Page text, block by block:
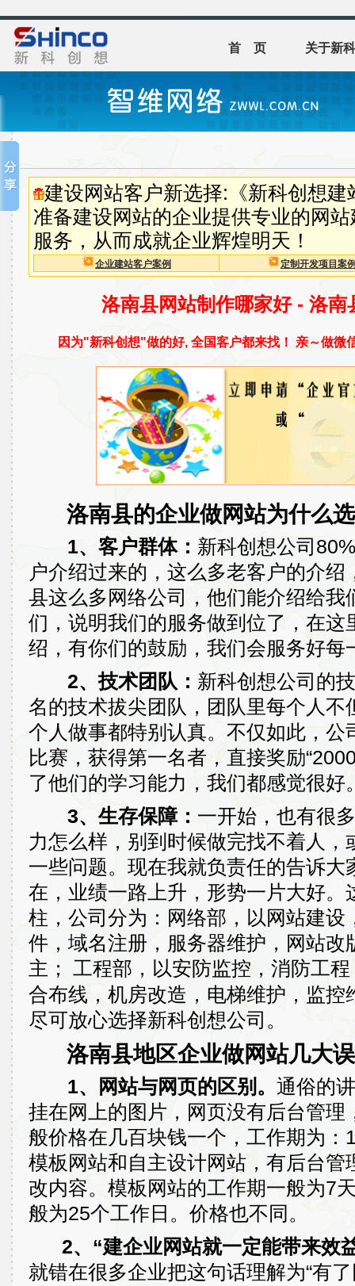
首 页 关于新
建设网站客户新选择:《新科创想
准备建设网站的企业提供专业的网
服务，从而成就企业辉煌明天！
企业建站客户案例 定制开发项目案
洛南县网站制作哪家好 - 洛南
因为"新科创想"做的好, 全国客户都来找！ 亲～做微
洛南县的企业做网站为什么选
1、客户群体： 新科创想公司
户介绍过来的，这么多老客户的介
县这么多网络公司，他们能介绍给我
们，说明我们的服务做到位了，在这
绍，有你们的鼓励，我们会服务好每
2、技术团队： 新科创想公司的
名的技术拔尖团队，团队里每个人不
个人做事都特别认真。不仅如此，公
比赛，获得第一名者，直接奖励
了他们的学习能力，我们都感觉很好
3、生存保障： 一开始，也有很
力怎么样，别到时候做完找不着人
一些问题。现在我就负责任的告诉
在，业绩一路上升，形势一片大好。
柱，公司分为：网络部，以网站建设
件，域名注册，服务器维护，网站改
主；
工程部，以安防监控，消防工
合布线，机房改造，电梯维护，监控
尽可放心选择新科创想公司。
洛南县地区企业做网站几大
1、网站与网页的区别。 通俗的
挂在网上的图片，网页没有后台管理
般价格在几百块钱一个，工作期为
模板网站和自主设计网站，有后台管
改内容。模板网站的工作期一般为7
般为25个工作日。价格也不同。
2、“建企业网站就一定能带来效
就错在很多企业把这句话理解为“有